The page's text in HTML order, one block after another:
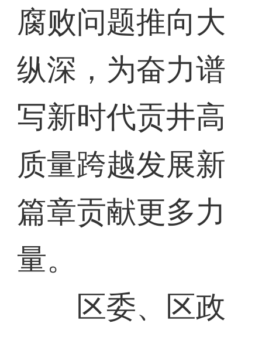
腐败问题推向大
纵深，为奋力谱
写新时代贡井高
质量跨越发展新
篇章贡献更多力
量。
区委、区政